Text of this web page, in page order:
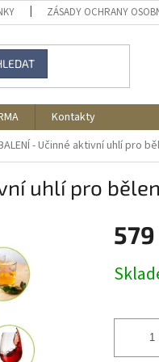
ZÁSADY OCHRANY
Kontakty
- Učinné aktivní uhlí pro
uhlí pro
579
cena: